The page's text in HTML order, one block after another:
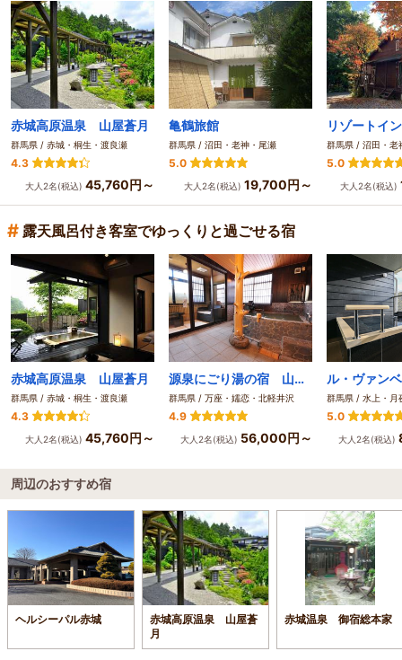
赤城高原温泉 山屋蒼月
群馬県 / 赤城・桐生・渡良瀬
4.3
大人2名(税込) 45,760円～
亀鶴旅館
群馬県 / 沼田・老神・尾瀬
5.0
大人2名(税込) 19,700円～
リゾートイ
群馬県 / 沼田・老
5.0
大人2名(税込)
# 露天風呂付き客室でゆっくりと過ごせる宿
赤城高原温泉 山屋蒼月
群馬県 / 赤城・桐生・渡良瀬
4.3
大人2名(税込) 45,760円～
源泉にごり湯の宿 山田屋温泉旅館
群馬県 / 万座・嬬恋・北軽井沢
4.9
大人2名(税込) 56,000円～
5.0
大人2名(税込)
周辺のおすすめ宿
ヘルシーパル赤城
赤城高原温泉 山屋蒼
月
赤城温泉 御宿総本家